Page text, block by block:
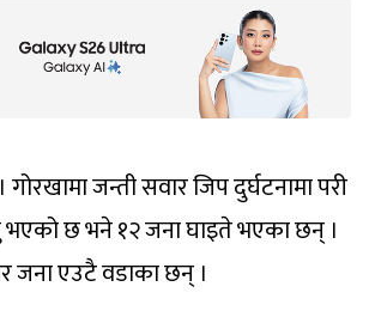
जन्ती सवार जिप दुर्घटनामा परी
भएको छ भने १२ जना घाइते भएका छन् ।
एउटै वडाका छन् ।